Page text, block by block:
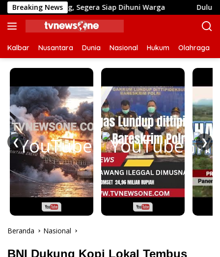
Langsung
ke
konten
Breaking News
Finishing, Segera Siap Dihuni Warga Dulu Sulit Air
Kalbar Nusantara Dunia Nasional Hukum Olahraga
❮ ❯
Beranda Nasional
BNI Dukung Kopi Lokal Tembus